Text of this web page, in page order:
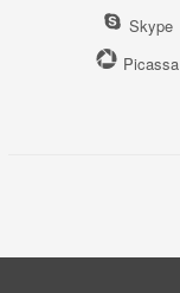
Skype
Picassa